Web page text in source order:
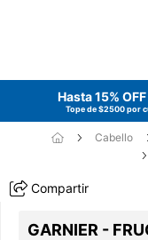
Hasta 15%
Tope de $2500 por
Cabello
Compartir
GARNIER -